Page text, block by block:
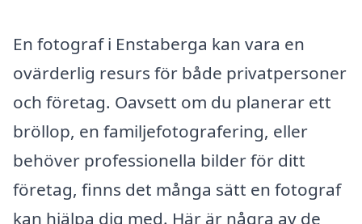
En fotograf i Enstaberga kan vara en
ovärderlig resurs för både privatpersoner
och företag. Oavsett om du planerar ett
bröllop, en familjefotografering, eller
behöver professionella bilder för ditt
företag, finns det många sätt en fotograf
kan hjälpa dig med. Här är några av de